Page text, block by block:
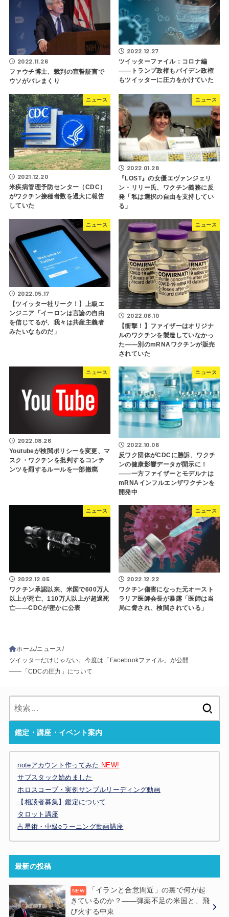
2022.11.26
ファウチ博士、裁判の宣誓証言で
ウソがバレまくり
2022.12.27
ツイッターファイル：コロナ編
――トランプ政権もバイデン政権
もツイッターに圧力をかけていた
ニュース
2021.12.20
米疾病管理予防センター（CDC）
がワクチン接種者数を過大に報告
していた
ニュース
2022.01.28
『LOST』の女優エヴァンジェリ
ン・リリー氏、ワクチン義務に反
発「私は選択の自由を支持してい
る」
ニュース
2022.05.17
【ツイッター社リーク！】上級エ
ンジニア「イーロンは言論の自由
を信じてるが、我々は共産主義者
みたいなものだ」
ニュース
2022.06.10
【衝撃！】ファイザーはオリジナ
ルのワクチンを製造していなかっ
た――別のmRNAワクチンが販売
されていた
ニュース
2022.08.26
Youtubeが検閲ポリシーを変更、マ
スク・ワクチンを批判するコンテ
ンツを罰するルールを一部撤廃
ニュース
2022.10.06
反ワク団体がCDCに勝訴、ワクチ
ンの健康影響データが開示に！
――一方ファイザーとモデルナは
mRNAインフルエンザワクチンを
開発中
ニュース
2022.12.05
ワクチン承認以来、米国で600万人
以上が死亡、110万人以上が超過死
亡――CDCが密かに公表
ニュース
2022.12.22
ワクチン傷害になった元オースト
ラリア医師会長が暴露「医師は当
局に脅され、検閲されている」
ホーム ニュース
ツイッターだけじゃない。今度は「Facebookファイル」が公開
――「CDCの圧力」について
鑑定・講座・イベント案内
noteアカウント作ってみた NEW!
サブスタック始めました
ホロスコープ・実例サンプルリーディング動画
【相談者募集】鑑定について
タロット講座
占星術・中級eラーニング動画講座
最新の投稿
「イランと合意間近」の裏で何が起
きているのか？——弾薬不足の米国と、飛
び火する中東